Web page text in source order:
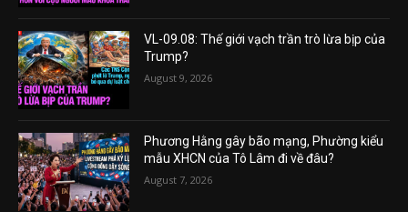
VL-09.08: Thế giới vạch trần trò lừa bịp của
Trump?
August 9, 2026
Phương Hằng gây bão mạng, Phường kiểu
mẫu XHCN của Tô Lâm đi về đâu?
August 7, 2026